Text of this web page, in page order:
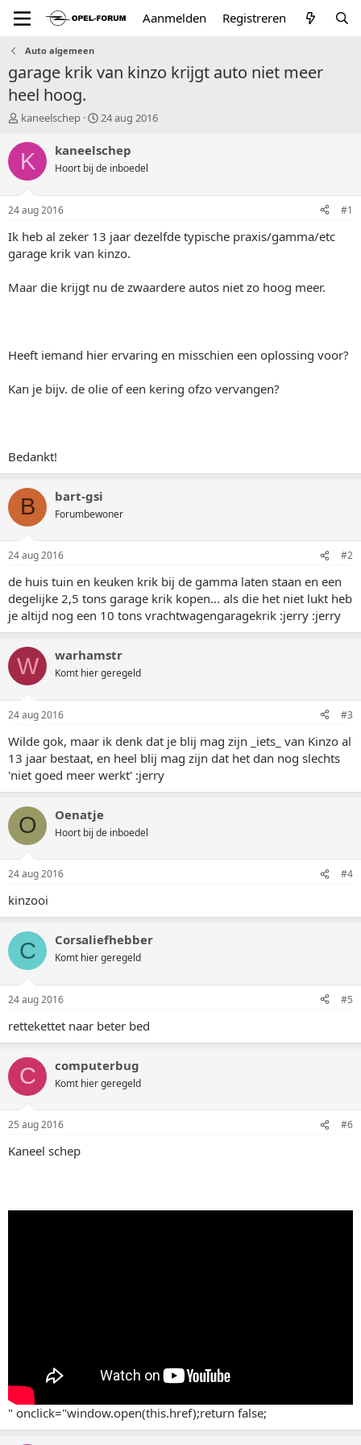
Aanmelden Registreren
Auto algemeen
garage krik van kinzo krijgt auto niet meer
heel hoog.
T
p
a
r
e
kaneelschep
S
a
r
t
u
m
24 aug 2016
K kaneelschep
Hoort bij de inboedel
24 aug 2016 #1
Ik heb al zeker 13 jaar dezelfde typische praxis/gamma/etc
garage krik van kinzo.
Maar die krijgt nu de zwaardere autos niet zo hoog meer.
Heeft iemand hier ervaring en misschien een oplossing voor?
Kan je bijv. de olie of een kering ofzo vervangen?
Bedankt!
B bart-gsi
Forumbewoner
24 aug 2016 #2
de huis tuin en keuken krik bij de gamma laten staan en een
degelijke 2,5 tons garage krik kopen... als die het niet lukt heb
je altijd nog een 10 tons vrachtwagengaragekrik :jerry :jerry
W warhamstr
Komt hier geregeld
24 aug 2016 #3
Wilde gok, maar ik denk dat je blij mag zijn _iets_ van Kinzo al
13 jaar bestaat, en heel blij mag zijn dat het dan nog slechts
'niet goed meer werkt' :jerry
O Oenatje
Hoort bij de inboedel
24 aug 2016 #4
kinzooi
C Corsaliefhebber
Komt hier geregeld
24 aug 2016 #5
rettekettet naar beter bed
C computerbug
Komt hier geregeld
25 aug 2016 #6
Kaneel schep
" onclick="window.open(this.href);return false;